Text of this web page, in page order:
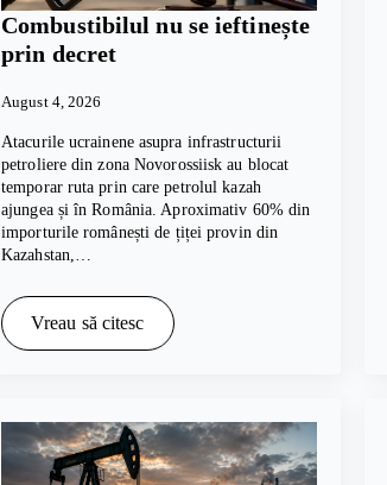
Combustibilul nu se ieftinește
prin decret
August 4, 2026
Atacurile ucrainene asupra infrastructurii
petroliere din zona Novorossiisk au blocat
temporar ruta prin care petrolul kazah
ajungea și în România. Aproximativ 60% din
importurile românești de țiței provin din
Kazahstan,…
Vreau să citesc